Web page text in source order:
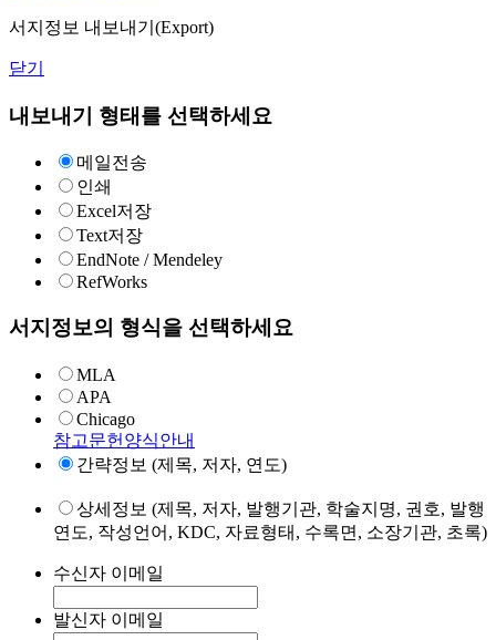
서지정보 내보내기(Export)
닫기
내보내기 형태를 선택하세요
메일전송
인쇄
Excel저장
Text저장
EndNote / Mendeley
RefWorks
서지정보의 형식을 선택하세요
MLA
APA
Chicago
참고문헌양식안내
간략정보 (제목, 저자, 연도)
상세정보 (제목, 저자, 발행기관, 학술지명, 권호, 발행
연도, 작성언어, KDC, 자료형태, 수록면, 소장기관, 초록)
수신자 이메일
발신자 이메일